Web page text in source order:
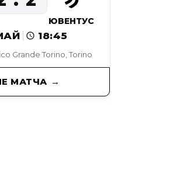
Grande Torino, Torino
18:45
ЮВЕНТУС
МАТЧА